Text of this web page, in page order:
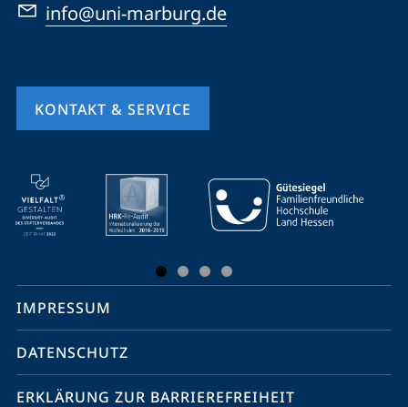
info@uni-marburg.de
KONTAKT & SERVICE
Mobile-
Service-
Navigation
Social
Media
Kontakte
IMPRESSUM
DATENSCHUTZ
ERKLÄRUNG ZUR BARRIEREFREIHEIT